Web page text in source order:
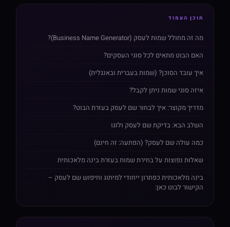
תוכן העמוד
מה זה מחולל שמות לעסק (Business Name Generator)?
האם הבוט מתאים לכל סוגי העסקים?
איך עובד הסוכן? (שמות בעברית ובאנגלית)
איזה סוגי שמות ניתן לקבל?
מדריך מקוצר: איך לבחור שם לעסק בעזרת הבוט?
השלב הבא: בדיקת שם לעסק ולוגו
כמה עולה שם לעסק? (הפתעה: זה חינם)
שאלות נפוצות על בחירת שמות בעזרת בינה מלאכותית
בינה מלאכותית כפתרון ייחודי למיתוג וחיפוש שם לעסק –
הקישור לבוט כאן: